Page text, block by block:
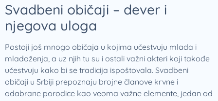
Svadbeni običaji – dever i
njegova uloga
Postoji još mnogo običaja u kojima učestvuju mlada i
mladoženja, a uz njih tu su i ostali važni akteri koji takođe
učestvuju kako bi se tradicija ispoštovala. Svadbeni
običaji u Srbiji prepoznaju brojne članove krvne i
odabrane porodice kao veoma važne elemente, jedan od